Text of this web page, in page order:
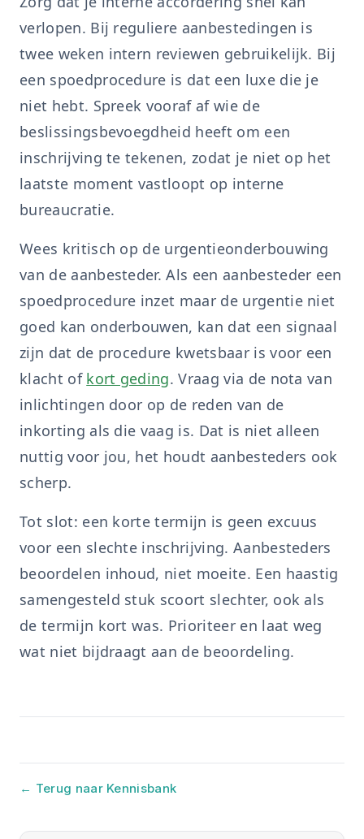
verlopen. Bij reguliere aanbestedingen is
twee weken intern reviewen gebruikelijk. Bij
een spoedprocedure is dat een luxe die je
niet hebt. Spreek vooraf af wie de
beslissingsbevoegdheid heeft om een
inschrijving te tekenen, zodat je niet op het
laatste moment vastloopt op interne
bureaucratie.
Wees kritisch op de urgentieonderbouwing
van de aanbesteder. Als een aanbesteder een
spoedprocedure inzet maar de urgentie niet
goed kan onderbouwen, kan dat een signaal
zijn dat de procedure kwetsbaar is voor een
klacht of kort geding. Vraag via de nota van
inlichtingen door op de reden van de
inkorting als die vaag is. Dat is niet alleen
nuttig voor jou, het houdt aanbesteders ook
scherp.
Tot slot: een korte termijn is geen excuus
voor een slechte inschrijving. Aanbesteders
beoordelen inhoud, niet moeite. Een haastig
samengesteld stuk scoort slechter, ook als
de termijn kort was. Prioriteer en laat weg
wat niet bijdraagt aan de beoordeling.
← Terug naar Kennisbank